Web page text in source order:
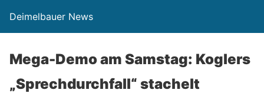
Deimelbauer News
Mega-Demo am Samstag: Koglers
„Sprechdurchfall“ stachelt